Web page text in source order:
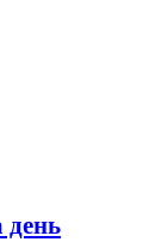
день